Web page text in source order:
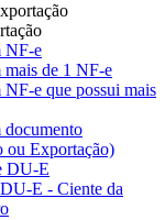
NF-e
de 1 NF-e
e que possui mais
ou Exportação)
DU-E
E - Ciente da